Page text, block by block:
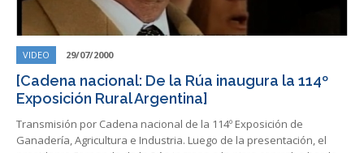
VIDEO 29/07/2000
[Cadena nacional: De la Rúa inaugura la 114º
Exposición Rural Argentina]
Transmisión por Cadena nacional de la 114º Exposición de
Ganadería, Agricultura e Industria. Luego de la presentación, el